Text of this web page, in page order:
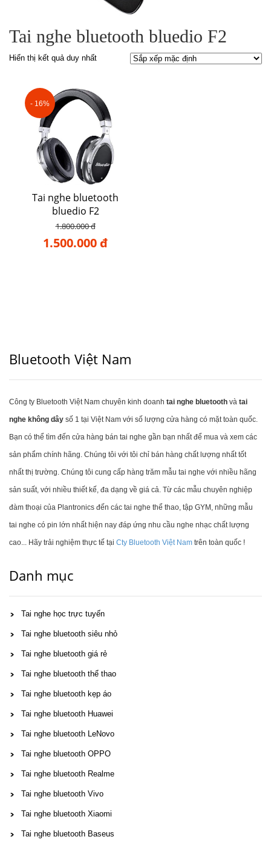
Tai nghe bluetooth bluedio F2
Hiển thị kết quả duy nhất
- 16%
Tai nghe bluetooth
bluedio F2
1.800.000 đ
1.500.000 đ
Bluetooth Việt Nam
Công ty Bluetooth Việt Nam chuyên kinh doanh tai nghe bluetooth và tai
nghe không dây số 1 tại Việt Nam với số lượng cửa hàng có mặt toàn quốc.
Bạn có thể tìm đến cửa hàng bán tai nghe gần bạn nhất để mua và xem các
sản phẩm chính hãng. Chúng tôi với tôi chỉ bán hàng chất lượng nhất tốt
nhất thị trường. Chúng tôi cung cấp hàng trăm mẫu tai nghe với nhiều hãng
sản suất, với nhiều thiết kế, đa dạng về giá cả. Từ các mẫu chuyên nghiệp
đàm thoại của Plantronics đến các tai nghe thể thao, tập GYM, những mẫu
tai nghe có pin lớn nhất hiện nay đáp ứng nhu cầu nghe nhạc chất lượng
cao... Hãy trải nghiệm thực tế tại Cty Bluetooth Việt Nam trên toàn quốc !
Danh mục
Tai nghe học trực tuyến
Tai nghe bluetooth siêu nhỏ
Tai nghe bluetooth giá rẻ
Tai nghe bluetooth thể thao
Tai nghe bluetooth kẹp áo
Tai nghe bluetooth Huawei
Tai nghe bluetooth LeNovo
Tai nghe bluetooth OPPO
Tai nghe bluetooth Realme
Tai nghe bluetooth Vivo
Tai nghe bluetooth Xiaomi
Tai nghe bluetooth Baseus